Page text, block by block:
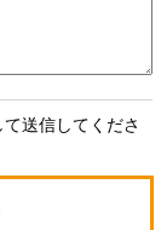
送信してくださ